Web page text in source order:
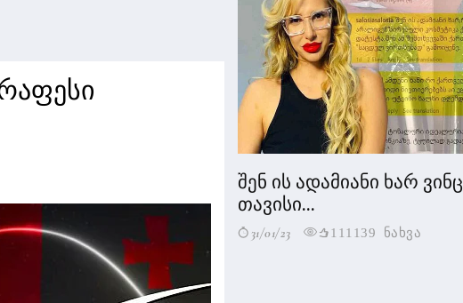
შენ ის ადამიანი ხარ ვინც
თავისი...
31/01/23 111139 ნახვა